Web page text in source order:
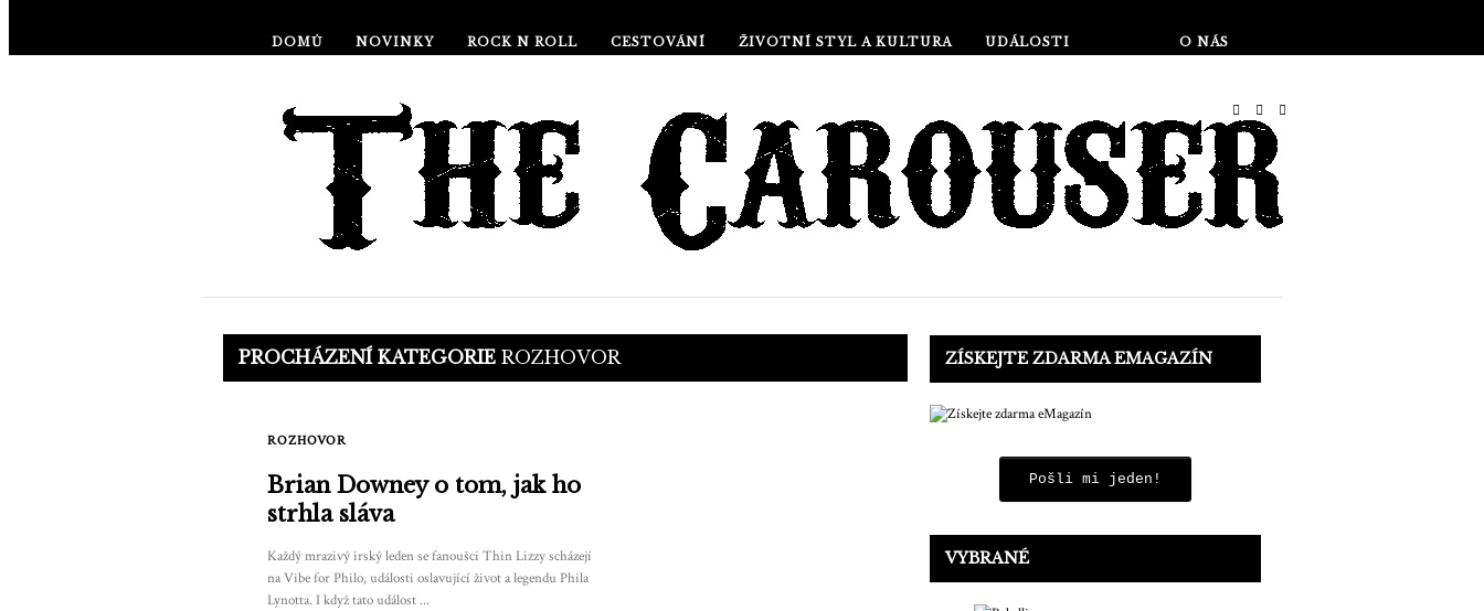
DOMŮ NOVINKY ROCK N ROLL CESTOVÁNÍ ŽIVOTNÍ STYL A KULTURA UDÁLOSTI O NÁS
PROCHÁZENÍ KATEGORIE ROZHOVOR
ROZHOVOR
Brian Downey o tom, jak ho
strhla sláva
Každý mrazivý irský leden se fanoušci Thin Lizzy scházejí
na Vibe for Philo, události oslavující život a legendu Phila
Lynotta. I když tato událost ...
ZÍSKEJTE ZDARMA EMAGAZÍN
Pošli mi jeden!
VYBRANÉ